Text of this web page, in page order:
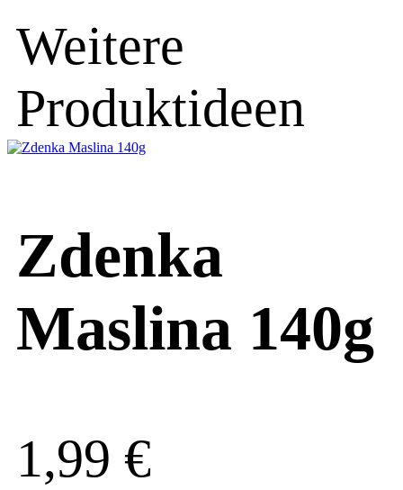
Weitere
Produktideen
Zdenka
Maslina 140g
1,99 €